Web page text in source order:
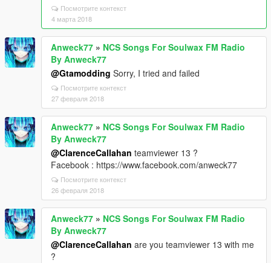
Посмотрите контекст
4 марта 2018
Anweck77 » NCS Songs For Soulwax FM Radio
By Anweck77
@Gtamodding Sorry, I tried and failed
Посмотрите контекст
27 февраля 2018
Anweck77 » NCS Songs For Soulwax FM Radio
By Anweck77
@ClarenceCallahan teamviewer 13 ?
Facebook : https://www.facebook.com/anweck77
Посмотрите контекст
26 февраля 2018
Anweck77 » NCS Songs For Soulwax FM Radio
By Anweck77
@ClarenceCallahan are you teamviewer 13 with me
?